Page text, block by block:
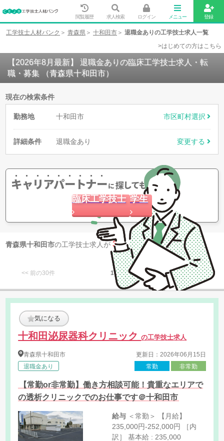
閲覧履歴 求人検索 ログイン メニュー 登録
工学技士人材バンク 青森県 十和田市
退職金ありの工学技士求人一覧
>はじめての方はこちら
【2026年8月最新】 退職金ありの臨床工学技士求人・転
職・募集 （青森県十和田市）
現在の検索条件
勤務地 十和田市 市区町村選択
詳細条件 退職金あり 変更する
キャリアパートナーに探してもらう
臨床工学技士 学生
青森県十和田市の工学技士求人が 3 件 見つかりました
<< 前の30件 1 次の30件 >>
気になる
十和田泌尿器科クリニックの工学技士求人
青森県十和田市
退職金あり
更新日：2026年06月15日
常勤
非常勤
【常勤or非常勤】働き方相談可能！貴重なエリアで
の透析クリニックでのお仕事です＠十和田市
給与
235,000円-252,000円 ［内
訳］ 基本給 : 235,000